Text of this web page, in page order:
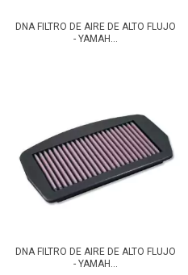
DNA FILTRO DE AIRE DE ALTO FLUJO
- YAMAH...
DNA FILTRO DE AIRE DE ALTO FLUJO
- YAMAH...